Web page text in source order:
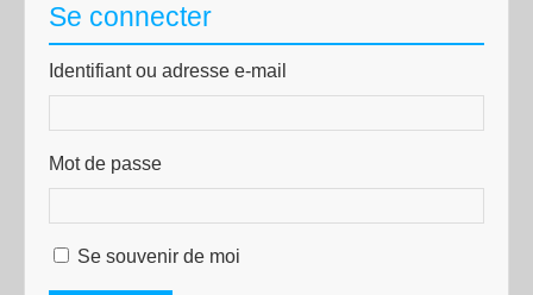
Se connecter
Identifiant ou adresse e-mail
Mot de passe
Se souvenir de moi